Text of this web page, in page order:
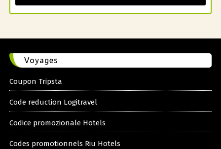
Voyages
Coupon Tripsta
Code reduction Logitravel
Codice promozionale Hotels
Codes promotionnels Riu Hotels